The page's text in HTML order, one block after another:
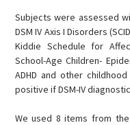
Subjects were assessed
DSM IV Axis I Disorders
Kiddie Schedule for
School-Age Children-
ADHD and other
positive if DSM-IV
We used 8 items from